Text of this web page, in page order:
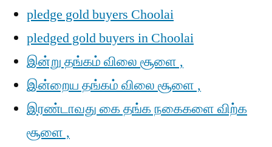
pledge gold buyers Choolai
pledged gold buyers in Choolai
இன்று தங்கம் விலை சூளை ,
இன்றைய தங்கம் விலை சூளை ,
இரண்டாவது கை தங்க நகைகளை விற்க
சூளை ,